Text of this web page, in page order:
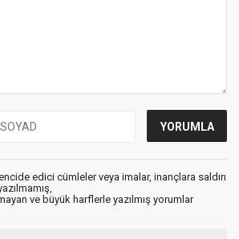
edici cümleler veya imalar, inançlara saldırı
ve büyük harflerle yazılmış yorumlar